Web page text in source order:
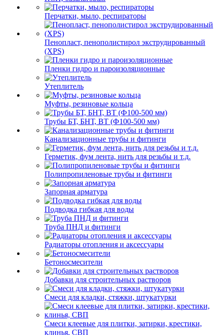
Перчатки, мыло, респираторы
Пенопласт, пенополистирол экструдированный
(XPS)
Пленки гидро и пароизоляционные
Утеплитель
Муфты, резиновые кольца
Трубы БТ, БНТ, ВТ (Ф100-500 мм)
Канализационные трубы и фитинги
Герметик, фум лента, нить для резьбы и т.д.
Полипропиленовые трубы и фитинги
Запорная арматура
Подводка гибкая для воды
Труба ПНД и фитинги
Радиаторы отопления и аксессуары
Бетоносмесители
Добавки для строительных растворов
Смеси для кладки, стяжки, штукатурки
Смеси клеевые для плитки, затирки, крестики,
клинья, СВП